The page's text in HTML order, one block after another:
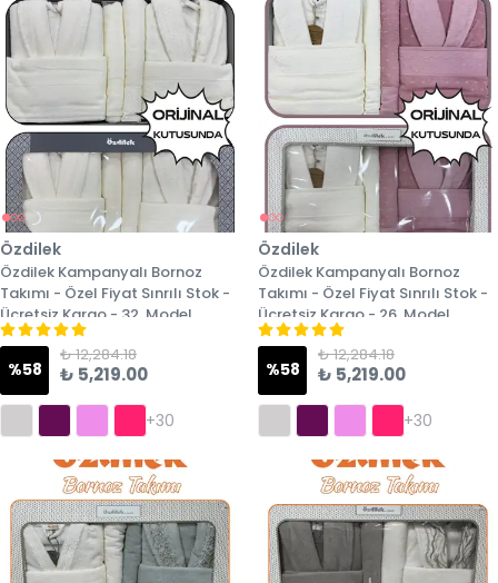
Özdilek
Özdilek Kampanyalı Bornoz
Takımı - Özel Fiyat Sınrılı Stok -
Ücretsiz Kargo - 32. Model
%58
₺ 12,284.18
₺ 5,219.00
+30
Özdilek
Özdilek Kampanyalı Bornoz
Takımı - Özel Fiyat Sınrılı Stok -
Ücretsiz Kargo - 26. Model
%58
₺ 12,284.18
₺ 5,219.00
+30